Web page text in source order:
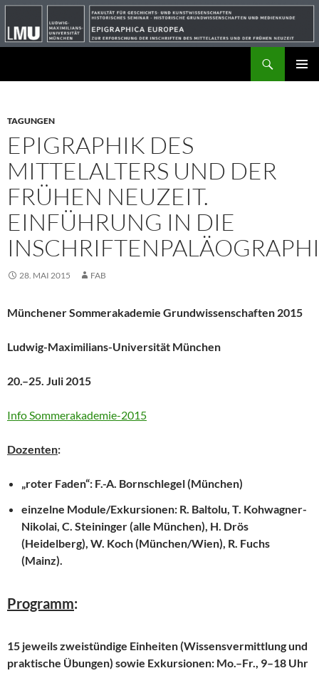
TAGUNGEN
EPIGRAPHIK DES
MITTELALTERS UND DER
FRÜHEN NEUZEIT.
EINFÜHRUNG IN DIE
28. MAI 2015 FAB
Münchener Sommerakademie Grundwissenschaften 2015
Ludwig-Maximilians-Universität München
20.–25. Juli 2015
Info Sommerakademie-2015
Dozenten:
„roter Faden“: F.-A. Bornschlegel (München)
einzelne Module/Exkursionen: R. Baltolu, T. Kohwagner-
Nikolai, C. Steininger (alle München), H. Drös
(Heidelberg), W. Koch (München/Wien), R. Fuchs
(Mainz).
Programm:
15 jeweils zweistündige Einheiten (Wissensvermittlung und
praktische Übungen) sowie Exkursionen: Mo.–Fr., 9–18 Uhr